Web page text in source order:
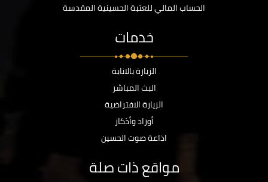
الحساب المالي للعتبة الحسينية المقدسة
خدمات
الزيارة بالانابة
البث المباشر
الزيارة الافتراضية
أوراد وأذكار
اذاعة صوت الحسين
مواقع ذات صلة